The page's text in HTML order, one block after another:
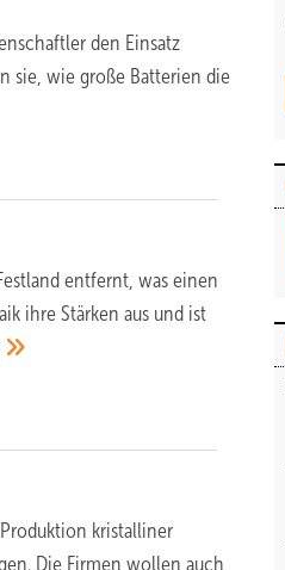
den Einsatz
sie, wie große Batterien die
entfernt, was einen
ihre Stärken aus und ist
kristalliner
Die Firmen wollen auch